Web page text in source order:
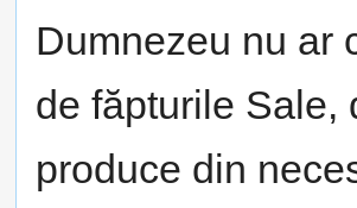
Dumnezeu nu ar
de făpturile Sale,
produce din